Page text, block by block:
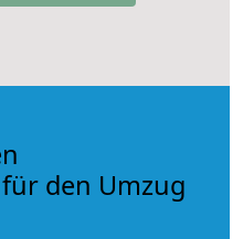
den Umzug